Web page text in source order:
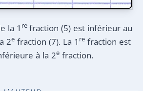
la 1 refraction (5) est inférieur au
2e fraction (7). La 1 refraction est
à la 2efraction.